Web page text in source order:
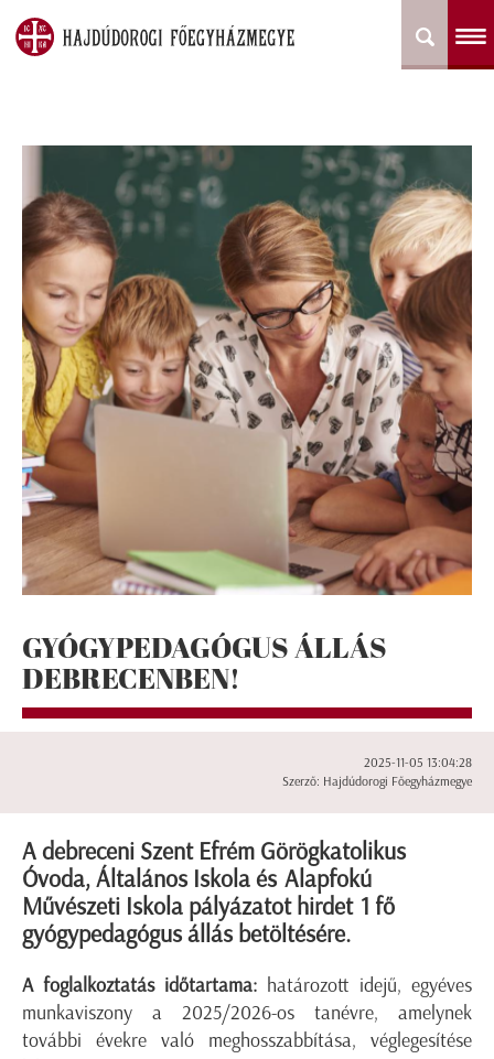
GYÓGYPEDAGÓGUS ÁLLÁS
DEBRECENBEN!
2025-11-05 13:04:28
Szerző: Hajdúdorogi Főegyházmegye
A debreceni Szent Efrém Görögkatolikus
Óvoda, Általános Iskola és Alapfokú
Művészeti Iskola pályázatot hirdet 1 fő
gyógypedagógus állás betöltésére.
A foglalkoztatás időtartama:határozott idejű, egyéves
munkaviszony a 2025/2026-os tanévre, amelynek
további évekre való meghosszabbítása, véglegesítése